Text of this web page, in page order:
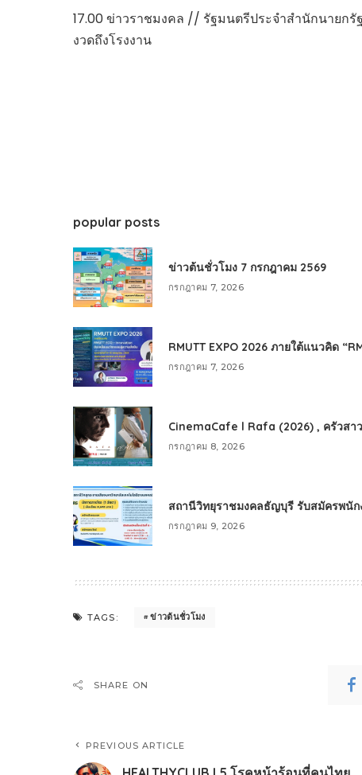
17.00 ข่าวราชมงคล // รัฐมนตรีประจำสำนักนายกรั
งวดถึงโรงงาน
popular posts
ข่าวต้นชั่วโมง 7 กรกฎาคม 2569
กรกฎาคม 7, 2026
RMUTT EXPO 2026 ภายใต้แนวคิด
กรกฎาคม 7, 2026
CinemaCafe l Rafa (2026) , ครัวสา
กรกฎาคม 8, 2026
สถานีวิทยุราชมงคลธัญบุรี รับสมัครพนัก
กรกฎาคม 9, 2026
TAGS: ข่าวต้นชั่วโมง
SHARE ON
PREVIOUS ARTICLE